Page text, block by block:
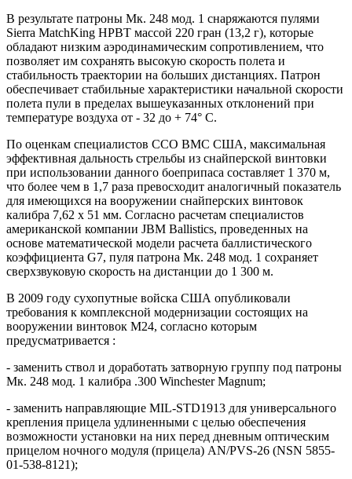
В результате патроны Мк. 248 мод. 1 снаряжаются пулями
Sierra MatchKing HPBT массой 220 гран (13,2 г), которые
обладают низким аэродинамическим сопротивлением, что
позволяет им сохранять высокую скорость полета и
стабильность траектории на больших дистанциях. Патрон
обеспечивает стабильные характеристики начальной скорости
полета пули в пределах вышеуказанных отклонений при
температуре воздуха от - 32 до + 74° С.
По оценкам специалистов ССО ВМС США, максимальная
эффективная дальность стрельбы из снайперской винтовки
при использовании данного боеприпаса составляет 1 370 м,
что более чем в 1,7 раза превосходит аналогичный показатель
для имеющихся на вооружении снайперских винтовок
калибра 7,62 х 51 мм. Согласно расчетам специалистов
американской компании JBM Ballistics, проведенных на
основе математической модели расчета баллистического
коэффициента G7, пуля патрона Мк. 248 мод. 1 сохраняет
сверхзвуковую скорость на дистанции до 1 300 м.
В 2009 году сухопутные войска США опубликовали
требования к комплексной модернизации состоящих на
вооружении винтовок М24, согласно которым
предусматривается :
- заменить ствол и доработать затворную группу под патроны
Мк. 248 мод. 1 калибра .300 Winchester Magnum;
- заменить направляющие MIL-STD1913 для универсального
крепления прицела удлиненными с целью обеспечения
возможности установки на них перед дневным оптическим
прицелом ночного модуля (прицела) AN/PVS-26 (NSN 5855-
01-538-8121);